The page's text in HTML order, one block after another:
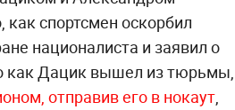
как спортсмен оскорбил
националиста и заявил о
как Дацик вышел из тюрьмы,
отправив его в нокаут,